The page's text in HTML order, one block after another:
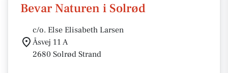
Bevar Naturen i Solrød
c/o. Else Elisabeth Larsen
Åsvej 11 A
2680 Solrød Strand